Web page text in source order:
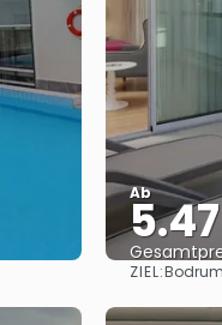
Ab
ZIEL:Bodrum